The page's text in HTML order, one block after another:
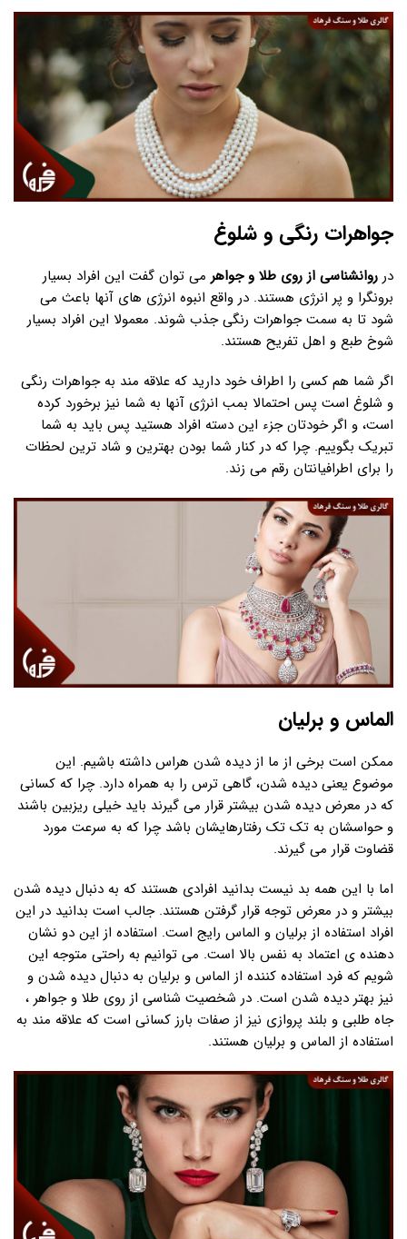
جواهرات رنگی و شلوغ
در روانشناسی از روی طلا و جواهر می توان گفت این افراد بسیار
برونگرا و پر انرژی هستند. در واقع انبوه انرژی های آنها باعث می
شود تا به سمت جواهرات رنگی جذب شوند. معمولا این افراد بسیار
شوخ طبع و اهل تفریح هستند.
اگر شما هم کسی را اطراف خود دارید که علاقه مند به جواهرات رنگی
و شلوغ است پس احتمالا بمب انرژی آنها به شما نیز برخورد کرده
است، و اگر خودتان جزء این دسته افراد هستید پس باید به شما
تبریک بگوییم. چرا که در کنار شما بودن بهترین و شاد ترین لحظات
را برای اطرافیانتان رقم می زند.
الماس و برلیان
ممکن است برخی از ما از دیده شدن هراس داشته باشیم. این
موضوع یعنی دیده شدن، گاهی ترس را به همراه دارد. چرا که کسانی
که در معرض دیده شدن بیشتر قرار می گیرند باید خیلی ریزبین باشند
و حواسشان به تک تک رفتارهایشان باشد چرا که به سرعت مورد
قضاوت قرار می گیرند.
اما با این همه بد نیست بدانید افرادی هستند که به دنبال دیده شدن
بیشتر و در معرض توجه قرار گرفتن هستند. جالب است بدانید در این
افراد استفاده از برلیان و الماس رایج است. استفاده از این دو نشان
دهنده ی اعتماد به نفس بالا است. می توانیم به راحتی متوجه این
شویم که فرد استفاده کننده از الماس و برلیان به دنبال دیده شدن و
نیز بهتر دیده شدن است. در شخصیت شناسی از روی طلا و جواهر ،
جاه طلبی و بلند پروازی نیز از صفات بارز کسانی است که علاقه مند به
استفاده از الماس و برلیان هستند.